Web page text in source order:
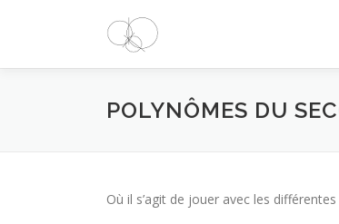
POLYNÔMES DU
Où il s’agit de jouer avec les